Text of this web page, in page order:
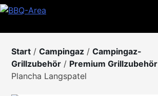
Skip
content
Start /Campingaz /Campingaz-
Grillzubehör / Premium Grillzubehör
Plancha Langspatel